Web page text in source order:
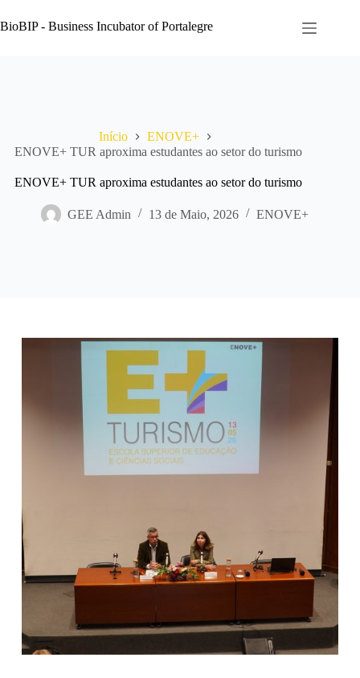
para
o
BioBIP - Business Incubator of Portalegre
Início
ENOVE+
ENOVE+ TUR aproxima estudantes ao setor do turismo
ENOVE+ TUR aproxima estudantes ao setor do turismo
GEE Admin 13 de Maio, 2026 ENOVE+